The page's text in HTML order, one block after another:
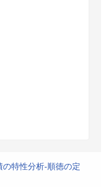
特性分析-順徳の定